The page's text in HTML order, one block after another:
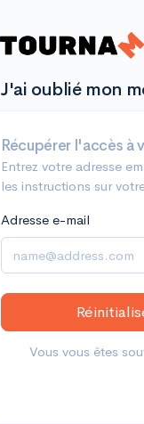
J'ai oublié mon
Récupérer l'accès à
Entrez votre adresse
les instructions sur
Adresse e-mail
Vous vous êtes